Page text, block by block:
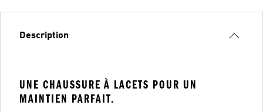
Description
UNE CHAUSSURE À LACETS POUR UN
MAINTIEN PARFAIT.